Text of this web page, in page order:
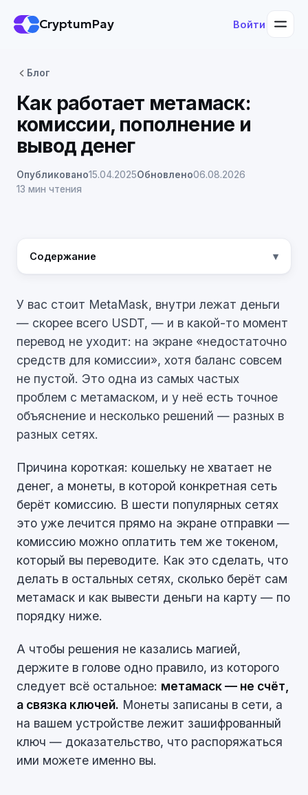
CryptumPay Войти
Блог
Как работает метамаск:
комиссии, пополнение и
вывод денег
Опубликовано15.04.2025Обновлено06.08.2026
13 мин чтения
Содержание
У вас стоит MetaMask, внутри лежат деньги
— скорее всего USDT, — и в какой-то момент
перевод не уходит: на экране «недостаточно
средств для комиссии», хотя баланс совсем
не пустой. Это одна из самых частых
проблем с метамаском, и у неё есть точное
объяснение и несколько решений — разных в
разных сетях.
Причина короткая: кошельку не хватает не
денег, а монеты, в которой конкретная сеть
берёт комиссию. В шести популярных сетях
это уже лечится прямо на экране отправки —
комиссию можно оплатить тем же токеном,
который вы переводите. Как это сделать, что
делать в остальных сетях, сколько берёт сам
метамаск и как вывести деньги на карту — по
порядку ниже.
А чтобы решения не казались магией,
держите в голове одно правило, из которого
следует всё остальное: метамаск — не счёт,
а связка ключей. Монеты записаны в сети, а
на вашем устройстве лежит зашифрованный
ключ — доказательство, что распоряжаться
ими можете именно вы.